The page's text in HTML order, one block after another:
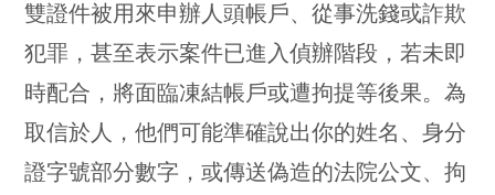
雙證件被用來申辦人頭帳戶、從事洗錢或詐欺
犯罪，甚至表示案件已進入偵辦階段，若未即
時配合，將面臨凍結帳戶或遭拘提等後果。為
取信於人，他們可能準確說出你的姓名、身分
證字號部分數字，或傳送偽造的法院公文、拘